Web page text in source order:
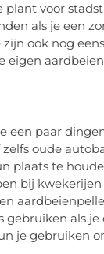
voor
als je een
ook nog
eigen
een paar
oude
plaats te
bij
gebruiken als
je gebruiken